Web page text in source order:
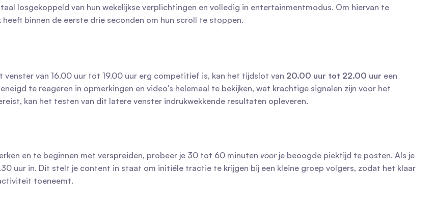
losgekoppeld van hun wekelijkse verplichtingen en volledig in entertainmentmodus. Om hiervan te
binnen de eerste drie seconden om hun scroll te stoppen.
van 16.00 uur tot 19.00 uur erg competitief is, kan het tijdslot van 20.00 uur tot 22.00 uur een
te reageren in opmerkingen en video's helemaal te bekijken, wat krachtige signalen zijn voor het
kan het testen van dit latere venster indrukwekkende resultaten opleveren.
en te beginnen met verspreiden, probeer je 30 tot 60 minuten voor je beoogde piektijd te posten. Als je
uur in. Dit stelt je content in staat om initiële tractie te krijgen bij een kleine groep volgers, zodat het klaar
toeneemt.